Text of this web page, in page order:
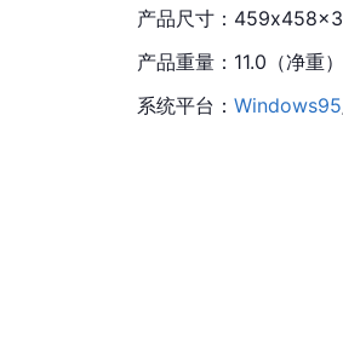
产品尺寸：
产品重量：11.0（净重
系统平台： Windows95